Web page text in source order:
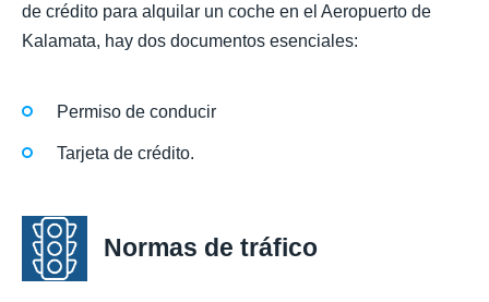
de crédito para alquilar un coche en el Aeropuerto de
Kalamata, hay dos documentos esenciales:
Permiso de conducir
Tarjeta de crédito.
Normas de tráfico